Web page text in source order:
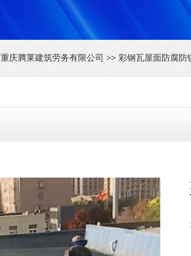
重庆腾莱建筑劳务有限公司 >> 彩钢瓦屋面防腐防